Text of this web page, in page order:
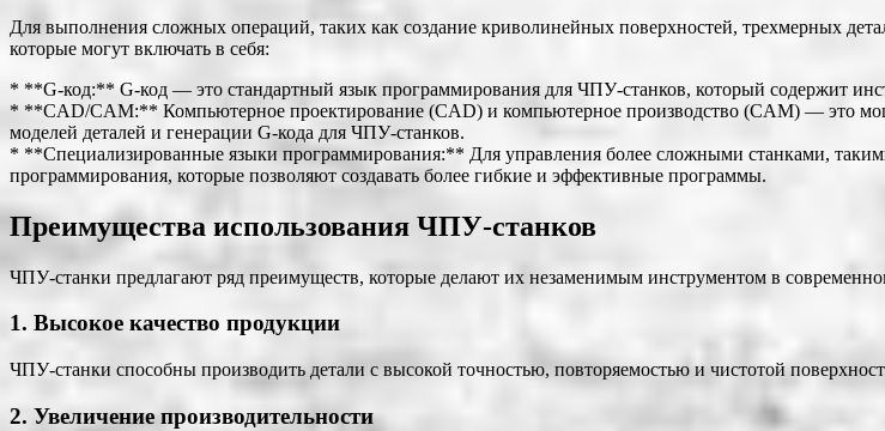
Для выполнения сложных операций, таких как создание криволинейных поверхностей, трехмерных
которые могут включать в себя:
* **G-код:** G-код — это стандартный язык программирования для ЧПУ-станков, который содержит
* **CAD/CAM:** Компьютерное проектирование (CAD) и компьютерное производство (CAM) — это
моделей деталей и генерации G-кода для ЧПУ-станков.
* **Специализированные языки программирования:** Для управления более сложными станками,
программирования, которые позволяют создавать более гибкие и эффективные программы.
Преимущества использования ЧПУ-станков
ЧПУ-станки предлагают ряд преимуществ, которые делают их незаменимым инструментом в
1. Высокое качество продукции
ЧПУ-станки способны производить детали с высокой точностью, повторяемостью и чистотой
2. Увеличение производительности